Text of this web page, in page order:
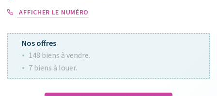
AFFICHER LE NUMÉRO
Nos offres
148 biens à vendre.
7 biens à louer.